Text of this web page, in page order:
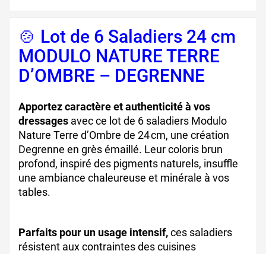
🍲 Lot de 6 Saladiers 24 cm
MODULO NATURE TERRE
D’OMBRE – DEGRENNE
Apportez caractère et authenticité à vos
dressages avec ce lot de 6 saladiers Modulo
Nature Terre d’Ombre de 24 cm, une création
Degrenne en grès émaillé. Leur coloris brun
profond, inspiré des pigments naturels, insuffle
une ambiance chaleureuse et minérale à vos
tables.
Parfaits pour un usage intensif,ces saladiers
résistent aux contraintes des cuisines